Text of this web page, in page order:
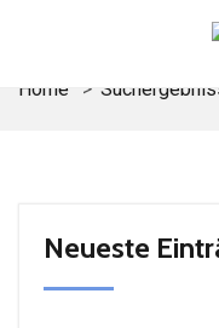
Home
Neueste